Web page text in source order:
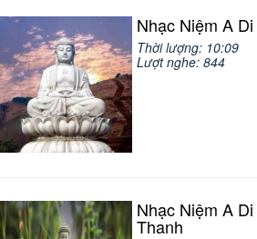
Nhạc Niệm A
Thời lượng: 10:09
Lượt nghe: 844
Nhạc Niệm A
Thanh